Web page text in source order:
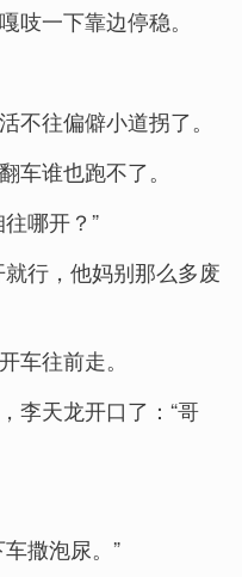
吱一下靠边停稳。
不往偏僻小道拐了。
车谁也跑不了。
哪开？”
行，他妈别那么多废
车往前走。
李天龙开口了：“哥
撒泡尿。”